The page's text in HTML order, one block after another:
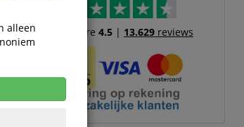
Trustscore4.5 | 13.629 reviews
alleen